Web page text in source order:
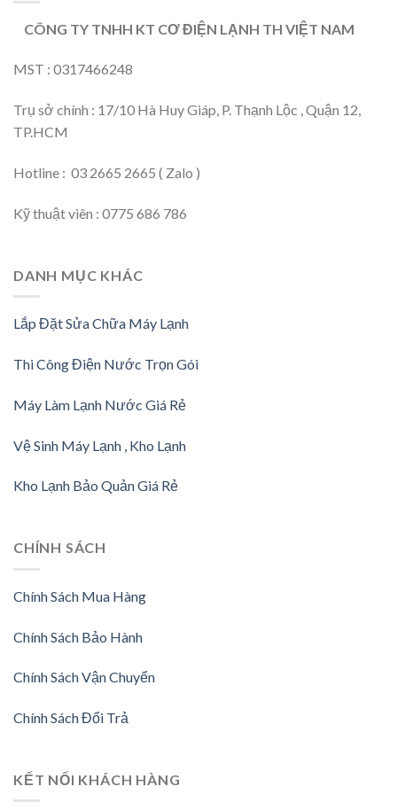
CÔNG TY TNHH KT CƠ ĐIỆN LẠNH TH VIỆT NAM
MST : 0317466248
Trụ sở chính : 17/10 Hà Huy Giáp, P. Thạnh Lộc , Quận 12,
TP.HCM
Hotline : 03 2665 2665 ( Zalo )
Kỹ thuật viên : 0775 686 786
DANH MỤC KHÁC
Lắp Đặt Sửa Chữa Máy Lạnh
Thi Công Điện Nước Trọn Gói
Máy Làm Lạnh Nước Giá Rẻ
Vệ Sinh Máy Lạnh , Kho Lạnh
Kho Lạnh Bảo Quản Giá Rẻ
CHÍNH SÁCH
Chính Sách Mua Hàng
Chính Sách Bảo Hành
Chính Sách Vận Chuyển
Chính Sách Đổi Trả
KẾT NỐI KHÁCH HÀNG